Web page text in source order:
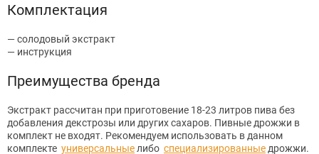
Комплектация
— солодовый экстракт
— инструкция
Преимущества бренда
Экстракт рассчитан при приготовение 18-23 литров пива без
добавления декстрозы или других сахаров. Пивные дрожжи в
комплект не входят. Рекомендуем использовать в данном
комплекте универсальные либо специализированные дрожжи.